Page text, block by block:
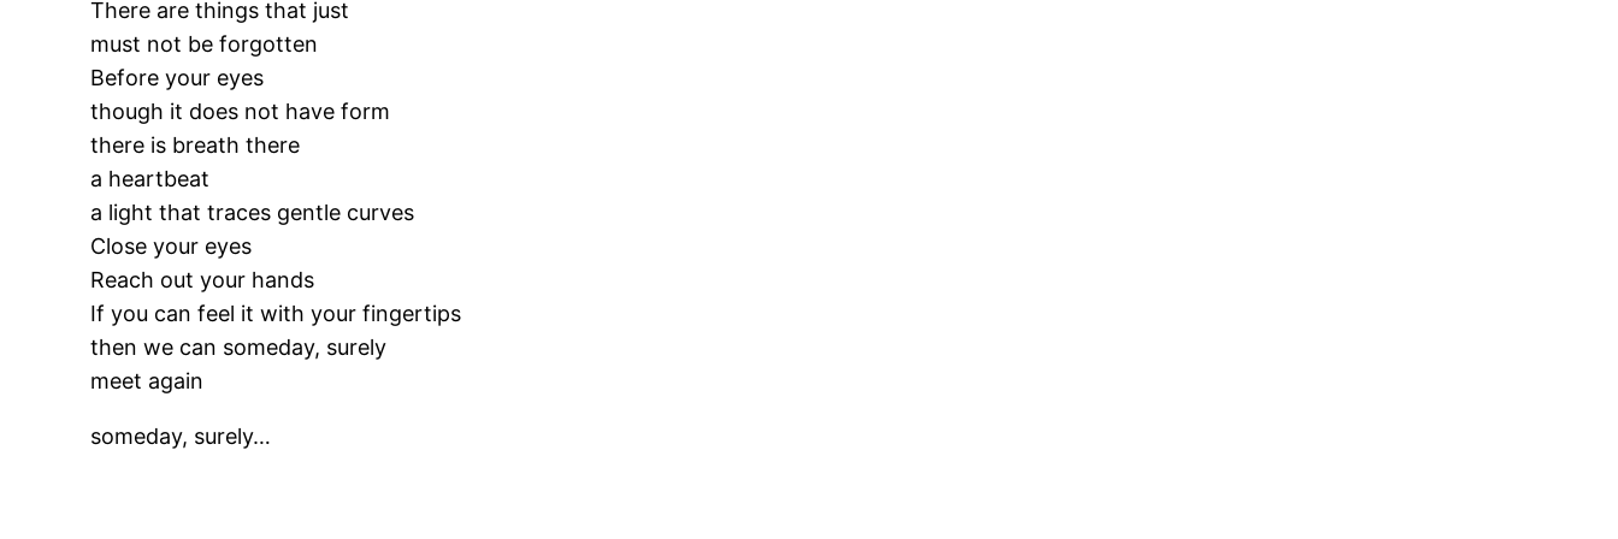
There are things that just
must not be forgotten
Before your eyes
though it does not have form
there is breath there
a heartbeat
a light that traces gentle curves
Close your eyes
Reach out your hands
If you can feel it with your fingertips
then we can someday, surely
meet again
someday, surely…